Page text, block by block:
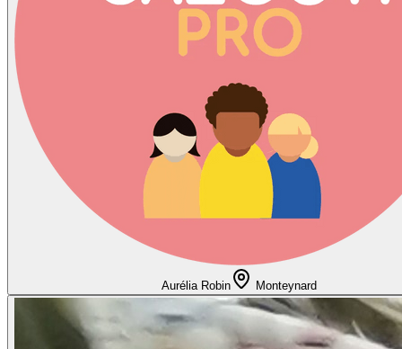
Aurélia Robin Monteynard